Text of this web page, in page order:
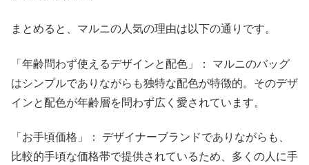
まとめると、マルニの人気の理由は以下の通りです。
「年齢問わず使えるデザインと配色」： マルニのバッグ
はシンプルでありながらも独特な配色が特徴的。そのデザ
インと配色が年齢層を問わず広く愛されています。
「お手頃価格」： デザイナーブランドでありながらも、
比較的手頃な価格帯で提供されているため、多くの人に手